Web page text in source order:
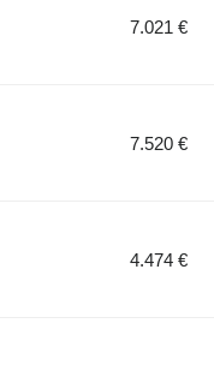
7.021 €
7.520 €
4.474 €